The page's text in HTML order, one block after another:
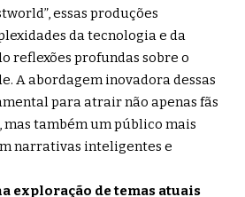
essas produções
da tecnologia e da
reflexões profundas sobre o
A abordagem inovadora dessas
para atrair não apenas fãs
mas também um público mais
narrativas inteligentes e
exploração de temas atuais